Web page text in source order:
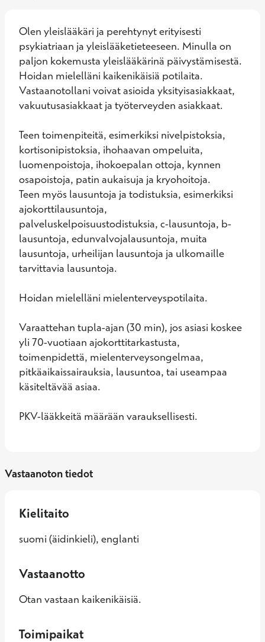
Olen yleislääkäri ja perehtynyt erityisesti
psykiatriaan ja yleislääketieteeseen. Minulla on
paljon kokemusta yleislääkärinä päivystämisestä.
Hoidan mielelläni kaikenikäisiä potilaita.
Vastaanotollani voivat asioida yksityisasiakkaat,
vakuutusasiakkaat ja työterveyden asiakkaat.
Teen toimenpiteitä, esimerkiksi nivelpistoksia,
kortisonipistoksia, ihohaavan ompeluita,
luomenpoistoja, ihokoepalan ottoja, kynnen
osapoistoja, patin aukaisuja ja kryohoitoja.
Teen myös lausuntoja ja todistuksia, esimerkiksi
ajokorttilausuntoja,
palveluskelpoisuustodistuksia, c-lausuntoja, b-
lausuntoja, edunvalvojalausuntoja, muita
lausuntoja, urheilijan lausuntoja ja ulkomaille
tarvittavia lausuntoja.
Hoidan mielelläni mielenterveyspotilaita.
Varaattehan tupla-ajan (30 min), jos asiasi koskee
yli 70-vuotiaan ajokorttitarkastusta,
toimenpidettä, mielenterveysongelmaa,
pitkäaikaissairauksia, lausuntoa, tai useampaa
käsiteltävää asiaa.
PKV-lääkkeitä määrään varauksellisesti.
Vastaanoton tiedot
Kielitaito
suomi (äidinkieli), englanti
Vastaanotto
Otan vastaan kaikenikäisiä.
Toimipaikat